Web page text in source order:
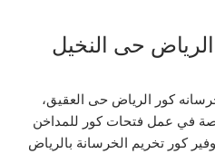
حى النخيل
كور الرياض حى العقيق،
في عمل فتحات كور للمداخن
كور تخريم الخرسانة بالرياض